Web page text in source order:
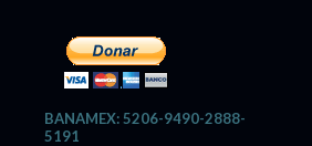
BANAMEX: 5206-9490-2888-
5191